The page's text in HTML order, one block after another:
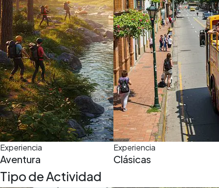
4 h
Experiencia
Aventura
Experiencia
Clásicas
Tipo de Actividad